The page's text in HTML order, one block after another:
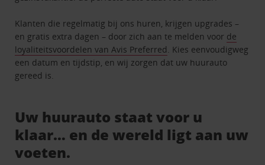
Klanten die regelmatig bij ons huren, krijgen upgrades –
en gratis extra dagen – door zich aan te melden voor de
loyaliteitsvoordelen van Avis Preferred. Kies eenvoudigweg
een datum en tijdstip, en wij zorgen dat uw huurauto
gereed is.
Uw huurauto staat voor u
klaar… en de wereld ligt aan uw
voeten.